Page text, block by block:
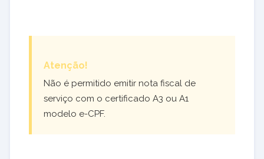
Atenção!
Não é permitido emitir nota fiscal de
serviço com o certificado A3 ou A1
modelo e-CPF.